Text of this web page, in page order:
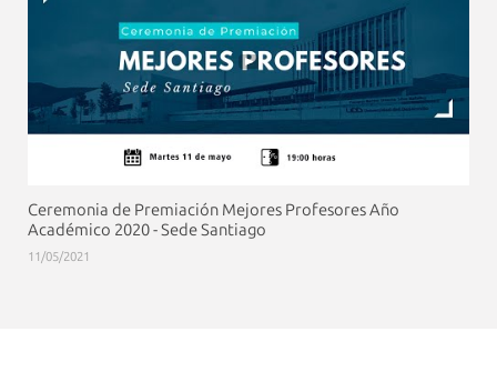
Ceremonia de Premiación Mejores Profesores Año
Académico 2020 - Sede Santiago
11/05/2021